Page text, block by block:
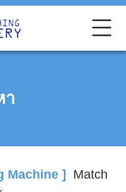
า
Machine ]
Match